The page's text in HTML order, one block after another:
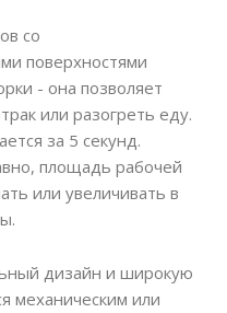
со
поверхностями
- она позволяет
или разогреть еду.
за 5 секунд.
площадь рабочей
или увеличивать в
дизайн и широкую
механическим или